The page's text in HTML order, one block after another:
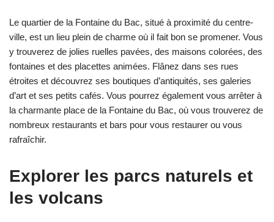
Le quartier de la Fontaine du Bac, situé à proximité du centre-
ville, est un lieu plein de charme où il fait bon se promener. Vous
y trouverez de jolies ruelles pavées, des maisons colorées, des
fontaines et des placettes animées. Flânez dans ses rues
étroites et découvrez ses boutiques d’antiquités, ses galeries
d’art et ses petits cafés. Vous pourrez également vous arrêter à
la charmante place de la Fontaine du Bac, où vous trouverez de
nombreux restaurants et bars pour vous restaurer ou vous
rafraîchir.
Explorer les parcs naturels et
les volcans